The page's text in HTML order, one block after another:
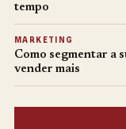
tempo
MARKETING
Como segmentar a
vender mais